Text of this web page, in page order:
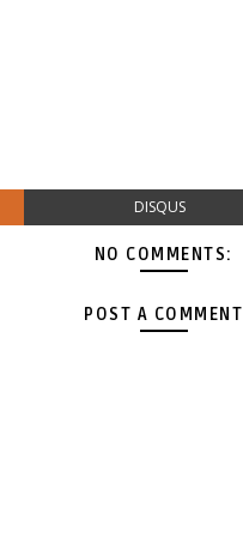
DISQUS
NO COMMENTS:
POST A COMMENT